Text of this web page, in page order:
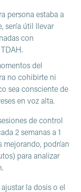
persona estaba a
sería útil llevar
con
del
no cohibirte ni
sea consciente de
en voz alta.
de control
2 semanas a 1
mejorando, podrían
para analizar
la dosis o el